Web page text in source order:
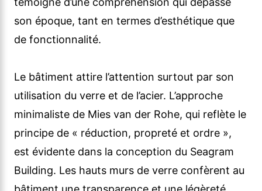
son époque, tant en termes d’esthétique que
de fonctionnalité.
Le bâtiment attire l’attention surtout par son
utilisation du verre et de l’acier. L’approche
minimaliste de Mies van der Rohe, qui reflète le
principe de « réduction, propreté et ordre »,
est évidente dans la conception du Seagram
Building. Les hauts murs de verre confèrent au